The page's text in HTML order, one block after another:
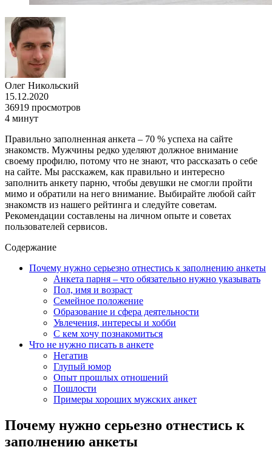
Олег Никольский
15.12.2020
36919 просмотров
4 минут
Правильно заполненная анкета – 70 % успеха на сайте
знакомств. Мужчины редко уделяют должное внимание
своему профилю, потому что не знают, что рассказать о себе
на сайте. Мы расскажем, как правильно и интересно
заполнить анкету парню, чтобы девушки не смогли пройти
мимо и обратили на него внимание. Выбирайте любой сайт
знакомств из нашего рейтинга и следуйте советам.
Рекомендации составлены на личном опыте и советах
пользователей сервисов.
Содержание
Почему нужно серьезно отнестись к заполнению анкеты
Анкета парня – что обязательно нужно указывать
Пол, имя и возраст
Семейное положение
Образование и сфера деятельности
Увлечения, интересы и хобби
С кем хочу познакомиться
Что не нужно писать в анкете
Негатив
Глупый юмор
Опыт прошлых отношений
Пошлости
Примеры хороших мужских анкет
Почему нужно серьезно отнестись к
заполнению анкеты